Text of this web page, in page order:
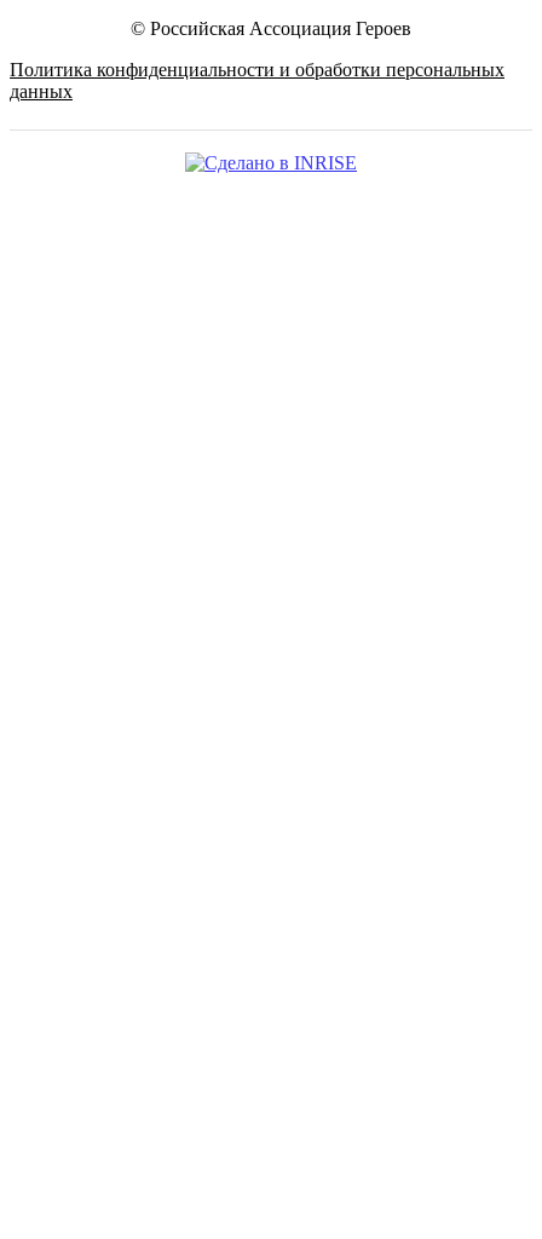
© Российская Ассоциация Героев
Политика конфиденциальности и обработки персональных
данных